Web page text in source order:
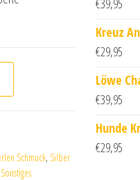
und Zirkonia aus 925
Schmuck, Silber
Sonstiges
€39,95
Kreuz
€29,95
Löwe
€39,95
Hunde
€29,95